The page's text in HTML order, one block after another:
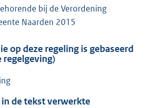
bij de Verordening
Naarden 2015
op deze regeling is gebaseerd
regelgeving)
de tekst verwerkte